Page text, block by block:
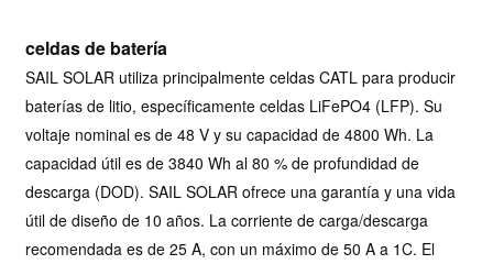
celdas de batería
SAIL SOLAR utiliza principalmente celdas CATL para producir
baterías de litio, específicamente celdas LiFePO4 (LFP). Su
voltaje nominal es de 48 V y su capacidad de 4800 Wh. La
capacidad útil es de 3840 Wh al 80 % de profundidad de
descarga (DOD). SAIL SOLAR ofrece una garantía y una vida
útil de diseño de 10 años. La corriente de carga/descarga
recomendada es de 25 A, con un máximo de 50 A a 1C. El